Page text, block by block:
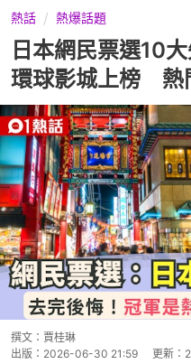
熱話 熱爆話題
日本網民票選10
環球影城上榜 熱
撰文： 賈桂琳
出版： 2026-06-30 21:59 更新：